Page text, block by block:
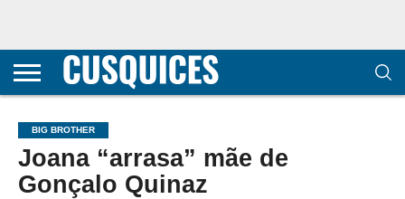
CONTACTOS
HOME
POLÍTICA DE
E COOKIES
SOBRE
TERMOS E
TRANSPARÊNCIA
METODOLOGIA
BIG BROTHER
Joana “arrasa” mãe de
Gonçalo Quinaz